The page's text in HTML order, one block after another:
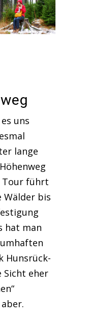
uns
lange
Tour führt
Wälder bis
hat man
Hunsrück-
Sicht eher